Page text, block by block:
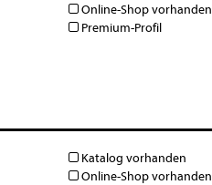
Online-Shop vorhanden
Premium-Profil
Katalog vorhanden
Online-Shop vorhanden